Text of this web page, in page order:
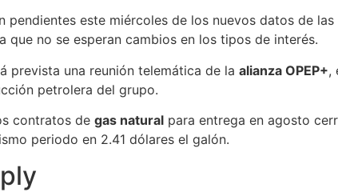
pendientes este miércoles de los nuevos datos de
que no se esperan cambios en los tipos de interés.
prevista una reunión telemática de la alianza OPEP+,
petrolera del grupo.
contratos de gas natural para entrega en agosto
periodo en 2.41 dólares el galón.